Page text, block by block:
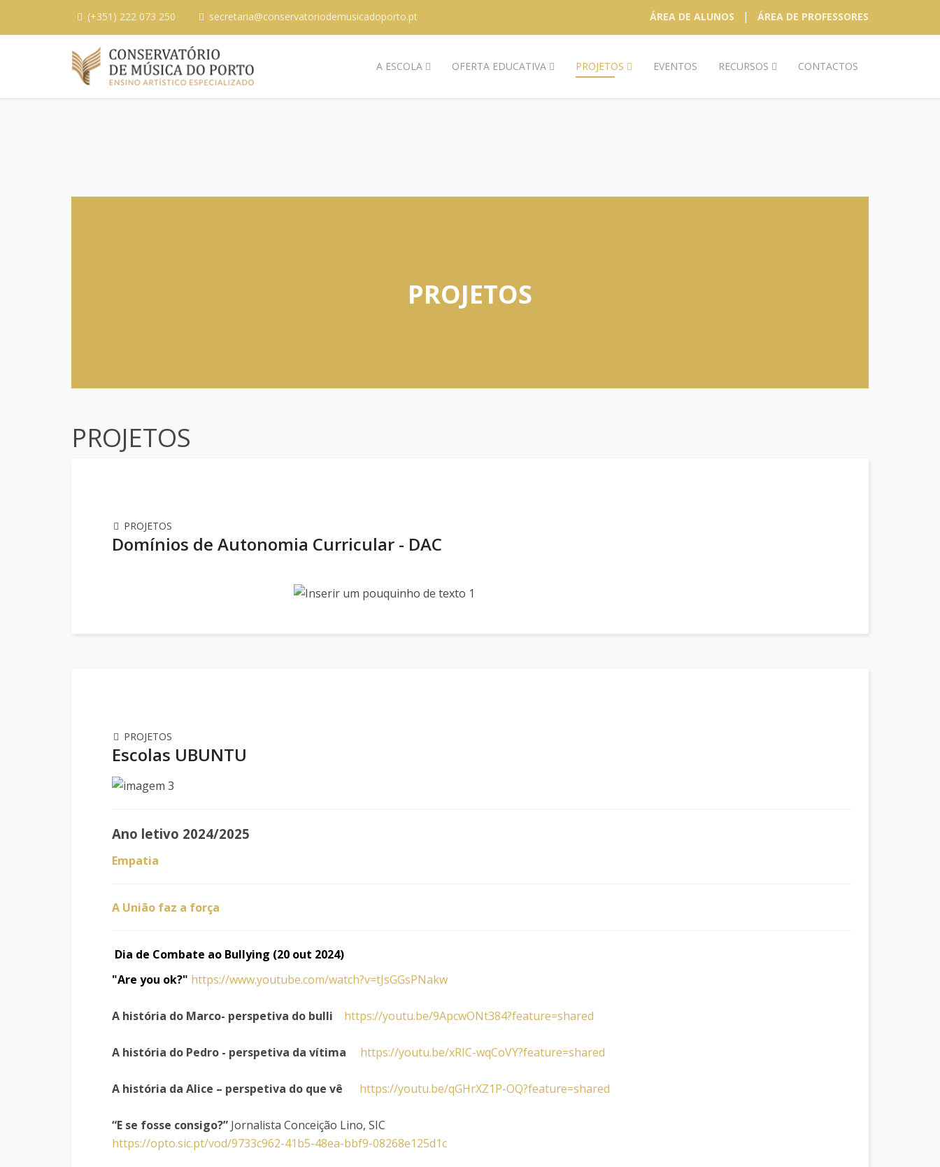
(+351) 222 073 250 secretaria@conservatoriodemusicadoporto.pt ÁREA DE ALUNOS | ÁREA DE PROFESSORES
A ESCOLA OFERTA EDUCATIVA PROJETOS EVENTOS RECURSOS CONTACTOS
PROJETOS
PROJETOS
PROJETOS
Domínios de Autonomia Curricular - DAC
PROJETOS
Escolas UBUNTU
Ano letivo 2024/2025
Empatia
A União faz a força
Dia de Combate ao Bullying (20 out 2024)
"Are you ok?" https://www.youtube.com/watch?v=tJsGGsPNakw
A história do Marco- perspetiva do bulli https://youtu.be/9ApcwONt384?feature=shared
A história do Pedro - perspetiva da vítima https://youtu.be/xRIC-wqCoVY?feature=shared
A história da Alice – perspetiva do que vê https://youtu.be/qGHrXZ1P-OQ?feature=shared
“E se fosse consigo?” Jornalista Conceição Lino, SIC
https://opto.sic.pt/vod/9733c962-41b5-48ea-bbf9-08268e125d1c